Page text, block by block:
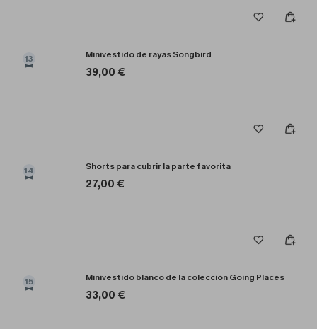
13 Minivestido de rayas Songbird
39,00 €
14 Shorts para cubrir la parte favorita
27,00 €
15 Minivestido blanco de la colección Going Places
33,00 €